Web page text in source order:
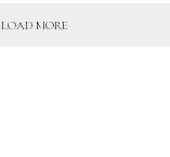
LOAD MORE